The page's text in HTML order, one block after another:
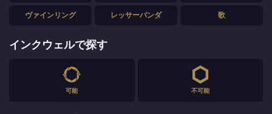
ヴァインリング レッサーパンダ 歌
インクウェルで探す
可能 不可能